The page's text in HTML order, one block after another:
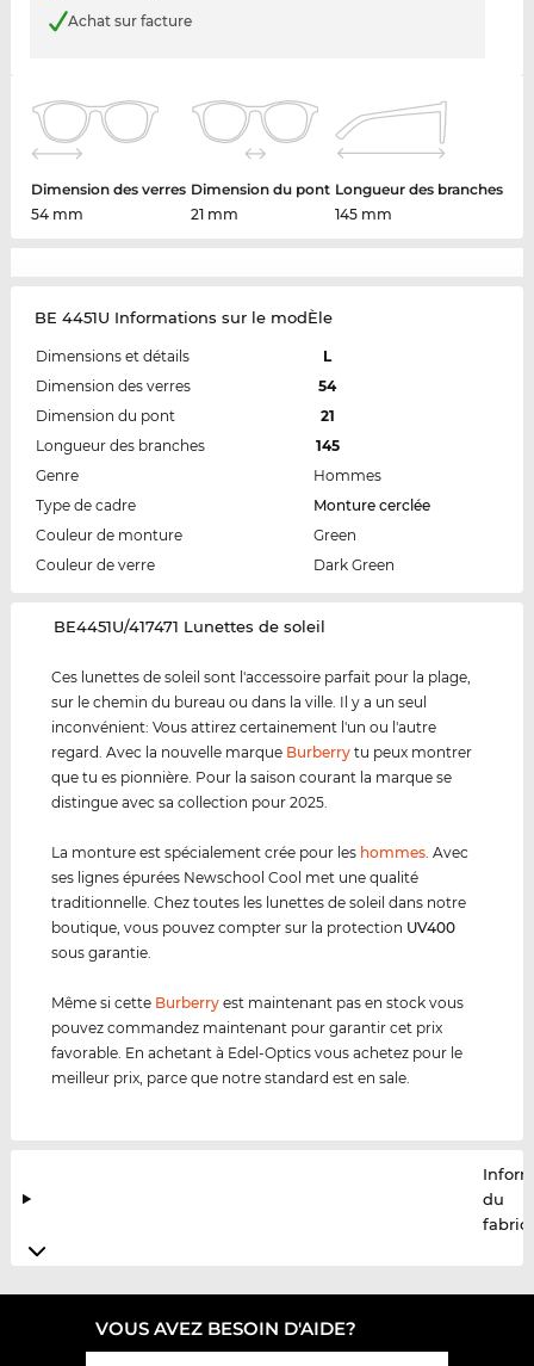
Achat sur facture
Dimension des verres
54 mm
Dimension du pont
21 mm
Longueur des branches
145 mm
BE 4451U Informations sur le modÈle
Dimensions et détails
L
Dimension des verres
54
Dimension du pont
21
Longueur des branches
145
Genre
Hommes
Type de cadre
Monture cerclée
Couleur de monture
Green
Couleur de verre
Dark Green
‌BE4451U/417471 Lunettes de soleil
Ces lunettes de soleil sont l'accessoire parfait pour la plage,
sur le chemin du bureau ou dans la ville. Il y a un seul
inconvénient: Vous attirez certainement l'un ou l'autre
regard. Avec la nouvelle marque Burberry tu peux montrer
que tu es pionnière. Pour la saison courant la marque se
distingue avec sa collection pour 2025.
La monture est spécialement crée pour les hommes . Avec
ses lignes épurées Newschool Cool met une qualité
traditionnelle. Chez toutes les lunettes de soleil dans notre
boutique, vous pouvez compter sur la protection UV400
sous garantie.
Même si cette Burberry est maintenant pas en stock vous
pouvez commandez maintenant pour garantir cet prix
favorable. En achetant à Edel-Optics vous achetez pour le
meilleur prix, parce que notre standard est en sale.
du
VOUS AVEZ BESOIN D'AIDE?